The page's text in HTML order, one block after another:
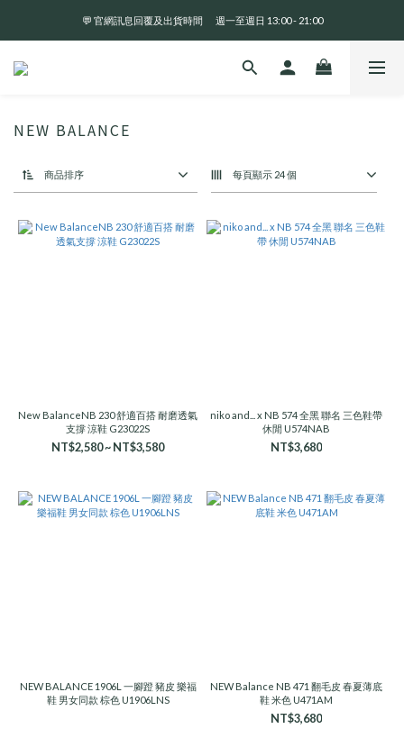
全 館 消 費 滿 三 千 免 運 費 🤘🏻
💬 官網訊息回覆及出貨時間       週一至週日 13:00 - 21:00
全 館 消 費 滿 三 千 免 運 費 🤘🏻
NEW BALANCE
商品排序 每頁顯示 24 個
New BalanceNB 230 舒適百搭 耐磨透氣
支撐 涼鞋 G23022S
NT$2,580 ~ NT$3,580
niko and... x NB 574 全黑 聯名 三色鞋帶
休閒 U574NAB
NT$3,680
NEW BALANCE 1906L 一腳蹬 豬皮 樂福
鞋 男女同款 棕色 U1906LNS
NEW Balance NB 471 翻毛皮 春夏薄底
鞋 米色 U471AM
NT$3,680